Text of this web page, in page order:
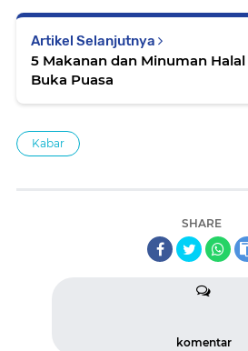
Artikel Selanjutnya
5 Makanan dan Minuman
Buka Puasa
Kabar
SHARE
komentar